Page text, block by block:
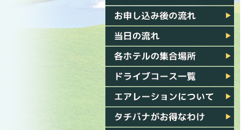
レンタルクラブについて
お申し込み後の流れ
当日の流れ
各ホテル集合場所
各ゴルフ場への行き方
エアレーション